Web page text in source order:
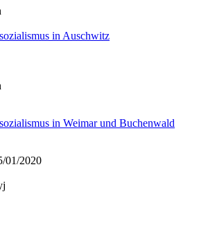
in Auschwitz
in Weimar und Buchenwald
01/2020